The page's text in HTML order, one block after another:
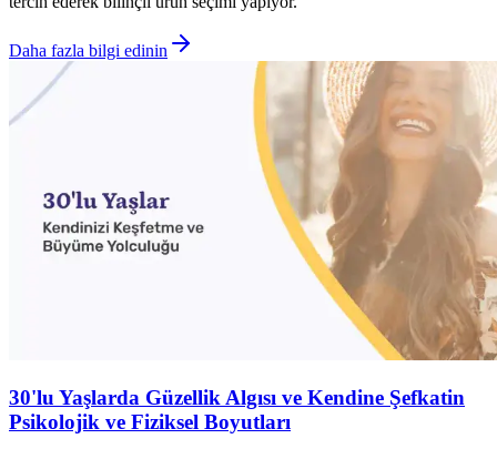
Daha fazla bilgi edinin
30'lu Yaşlarda Güzellik Algısı ve Kendine Şefkatin
Psikolojik ve Fiziksel Boyutları